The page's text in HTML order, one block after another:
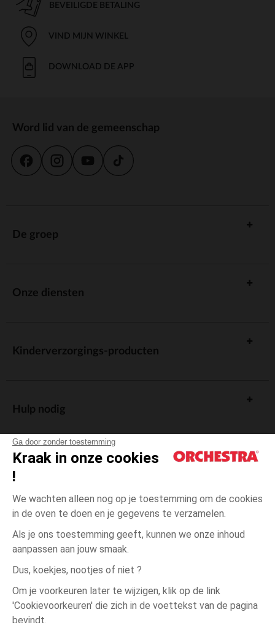
Ga door zonder toestemming
Kraak in onze cookies
!
We wachten alleen nog op je toestemming om de cookies
in de oven te doen en je gegevens te verzamelen.
Als je ons toestemming geeft, kunnen we onze inhoud
aanpassen aan jouw smaak.
Dus, koekjes, nootjes of niet ?
Om je voorkeuren later te wijzigen, klik op de link
'Cookievoorkeuren' die zich in de voettekst van de pagina
bevindt.
DoorschijnendDoorschijnend
één
BEVEILIGDE BETALING
VIND MIJN WINKEL
DOWNLOAD DE APP
Word lid van de gemeenschap
De groep
Onze diensten
Kinderverzorgings-producten
Hulp nodig
Algemene verkoopsvoorwaarden
Wettelijke bepalingen
Persoonsgegevens